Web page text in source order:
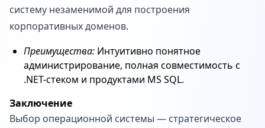
систему незаменимой для построения
корпоративных доменов.
Преимущества: Интуитивно понятное
администрирование, полная совместимость с
.NET-стеком и продуктами MS SQL.
Заключение
Выбор операционной системы — стратегическое